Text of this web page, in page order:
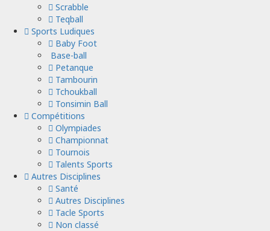
Scrabble
Teqball
Sports Ludiques
Baby Foot
Base-ball
Petanque
Tambourin
Tchoukball
Tonsimin Ball
Compétitions
Olympiades
Championnat
Tournois
Talents Sports
Autres Disciplines
Santé
Autres Disciplines
Tacle Sports
Non classé